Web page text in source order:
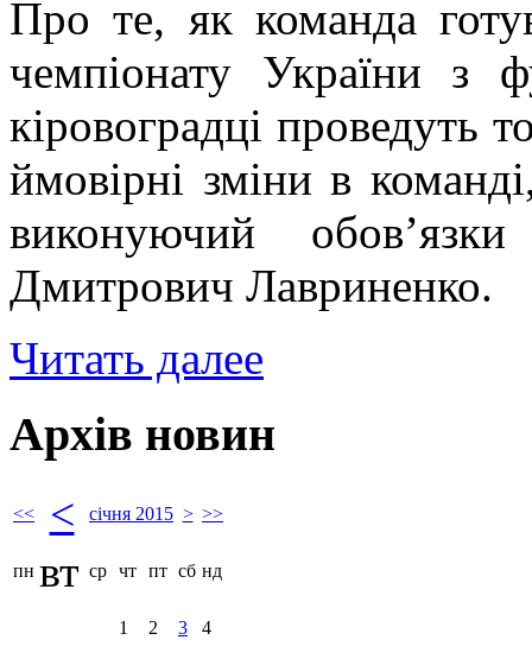
Про те, як команда
чемпіонату України з
кіровоградці проведуть
ймовірні зміни в
виконуючий
Дмитрович Лавриненко.
Читать далее
Архів новин
<< < січня 2015 > >>
пн вт ср чт пт сб нд
1 2 3 4